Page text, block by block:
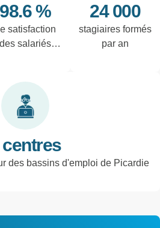
98.6 %
satisfaction
des salariés
24 000
stagiaires formés
par an
centres
des bassins d'emploi de Picardie